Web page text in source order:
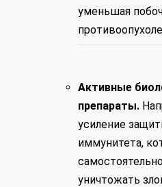
уменьшая
Активные
препараты.
усиление
иммунитета,
уничтожать